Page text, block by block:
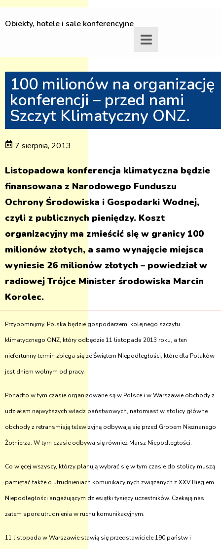
Obiekty, hotele i sale konferencyjne
100 milionów na organizację
konferencji – przed nami
Szczyt Klimatyczny ONZ.
7 sierpnia, 2013
Listopadowa konferencja klimatyczna będzie
finansowana z Narodowego Funduszu
Ochrony Środowiska i Gospodarki Wodnej,
czyli z publicznych pieniędzy. Koszt
organizacyjny ma zmieścić się w granicy 100
milionów złotych, a samo wynajęcie miejsca
wyniesie 26 milionów złotych – powiedział w
radiowej Trójce Minister środowiska Marcin
Korolec.
Przypomnijmy. Polska będzie gospodarzem kolejnego szczytu
klimatycznego ONZ, który odbędzie 11 listopada 2013 roku, a ten
niefortunny termin zbiega się ze Świętem Niepodległości, które dla Polaków
jest dniem wolnym od pracy.
Ponadto w tym czasie organizowane są w Polsce i w Warszawie obchody z
udziałem najwyższych władz państwowych, natomiast w stolicy główne
obchody z retransmisją telewizyjną odbywają się przed Grobem Nieznanego
Żołnierza. W tym czasie odbywa się również Marsz Niepodległości.
Co więcej wszyscy, którzy planują wybrać się w tym czasie do stolicy muszą
pamiętać także o utrudnieniach komunikacyjnych związanych z XXV Biegiem
Niepodległości angażującym dziesiątki tysięcy uczestników. Czekają nas
zatem spore utrudnienia w ruchu komunikacyjnym.
11 listopada w Warszawie stawią się przedstawiciele 190 państw i